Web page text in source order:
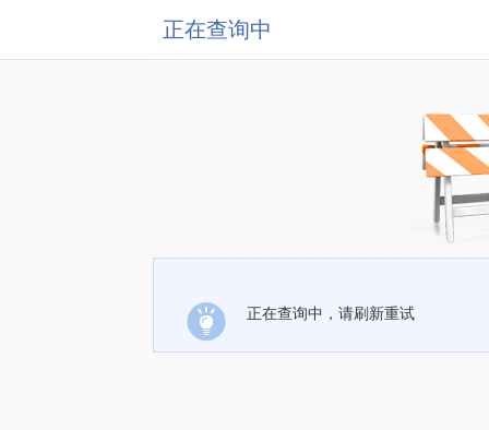
正在查询中
正在查询中，请刷新重试